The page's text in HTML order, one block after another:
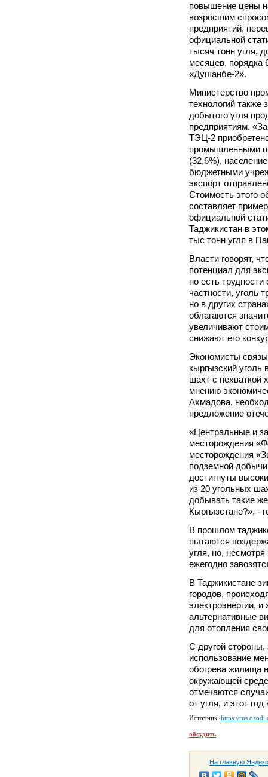
повышение цены
возросшим
предприятий,
официальной
тысяч тонн угля,
месяцев, порядка
«Душанбе-2».
Министерство
технологий также
добытого угля
предприятиям.
ТЭЦ-2
промышленными
(32,6%),
бюджетными
экспорт
Стоимость этого
составляет
официальной
Таджикистан в
тыс тонн угля в
Власти говорят,
потенциал для
но есть трудности
частности, уголь
но в других
облагаются
увеличивают
снижают его
Экономисты
кыргызский уголь
шахт с нехваткой
мнению
Ахмадова,
предложение
«Центральные и
месторождения
месторождения
подземной
достигнуты
из 20 угольных
добывать такие
Кыргызстане?», -
В прошлом
пытаются
угля, но,
ежегодно
В Таджикистане
городов,
электроэнергии,
альтернативные
для отопления
С другой стороны,
использование
обогрева жилища
окружающей
отмечаются
от угля, и этот
Источник: https://
обсудить
На главную